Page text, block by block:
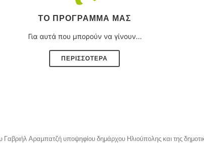
ΤΟ ΠΡΌΓΡΑΜΜΑ ΜΑΣ
Για αυτά που μπορούν να γίνουν...
ΠΕΡΙΣΣΟΤΕΡΑ
Γαβριήλ Αραμπατζή υποψηφίου δημάρχου Ηλιούπολης και της